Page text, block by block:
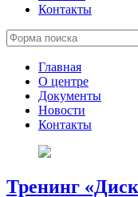
Контакты
Главная
О центре
Документы
Новости
Контакты
Тренинг